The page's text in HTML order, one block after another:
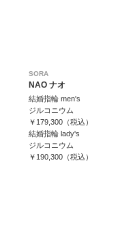
SORA
NAO ナオ
結婚指輪 men's
ジルコニウム
￥179,300（税込）
結婚指輪 lady's
ジルコニウム
￥190,300（税込）